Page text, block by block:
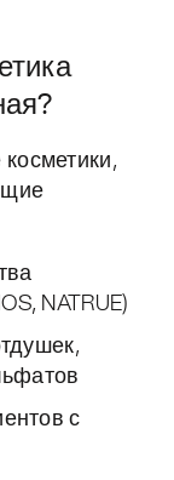
NATRUE)
с